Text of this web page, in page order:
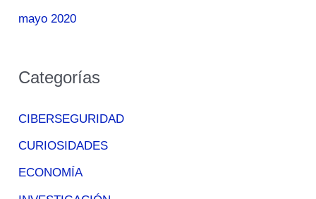
mayo 2020
Categorías
CIBERSEGURIDAD
CURIOSIDADES
ECONOMÍA